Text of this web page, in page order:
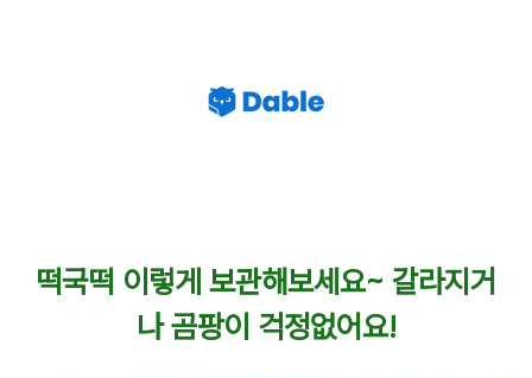
떡국떡 이렇게 보관해보세요~ 갈라지거
나 곰팡이 걱정없어요!